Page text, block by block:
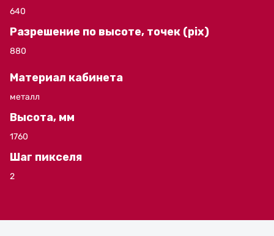
640
Разрешение по высоте, точек (pix)
880
Материал кабинета
металл
Высота, мм
1760
Шаг пикселя
2